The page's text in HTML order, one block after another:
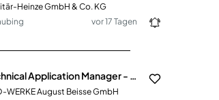
Heinze GmbH & Co. KG
vor 17 Tagen
WERKE August Beisse GmbH